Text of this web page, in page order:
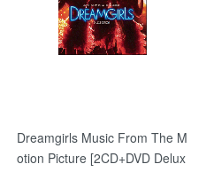
Dreamgirls Music From The M
otion Picture [2CD+DVD Delux